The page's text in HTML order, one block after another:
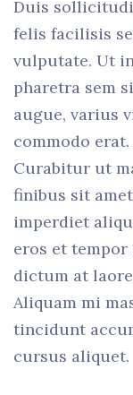
Duis
felis facilisis
vulputate. Ut
pharetra sem
augue, varius
commodo
Curabitur ut
finibus sit
imperdiet
eros et
dictum at
Aliquam mi
tincidunt
cursus aliquet.